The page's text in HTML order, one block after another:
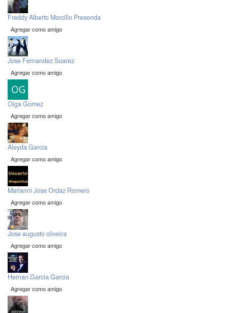
Freddy Alberto Morcillo Presenda
Agregar como amigo
Jose Fernandez Suarez
Agregar como amigo
Olga Gomez
Agregar como amigo
Aleyda Garcia
Agregar como amigo
Marianni Jose Ordaz Romero
Agregar como amigo
Jose augusto oliveira
Agregar como amigo
Hernan Garcia Garcia
Agregar como amigo